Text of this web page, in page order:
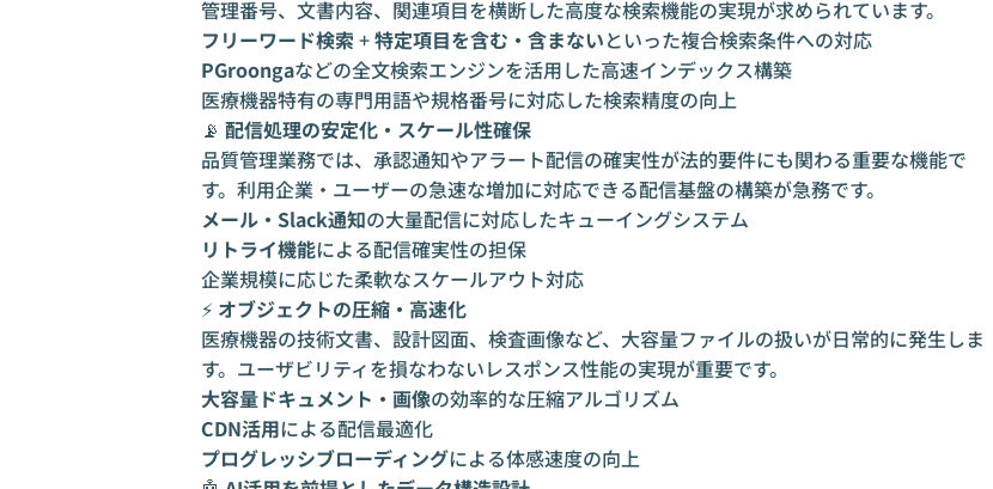
管理番号、文書内容、関連項目を横断した高度な検索機能の実現が求められています。
フリーワード検索 +特定項目を含む・含まないといった複合検索条件への対応
PGroongaなどの全文検索エンジンを活用した高速インデックス構築
医療機器特有の専門用語や規格番号に対応した検索精度の向上
📡 配信処理の安定化・スケール性確保
品質管理業務では、承認通知やアラート配信の確実性が法的要件にも関わる重要な機能で
す。利用企業・ユーザーの急速な増加に対応できる配信基盤の構築が急務です。
メール・Slack通知の大量配信に対応したキューイングシステム
リトライ機能による配信確実性の担保
企業規模に応じた柔軟なスケールアウト対応
⚡ オブジェクトの圧縮・高速化
医療機器の技術文書、設計図面、検査画像など、大容量ファイルの扱いが日常的に発生しま
す。ユーザビリティを損なわないレスポンス性能の実現が重要です。
大容量ドキュメント・画像の効率的な圧縮アルゴリズム
CDN活用による配信最適化
プログレッシブローディングによる体感速度の向上